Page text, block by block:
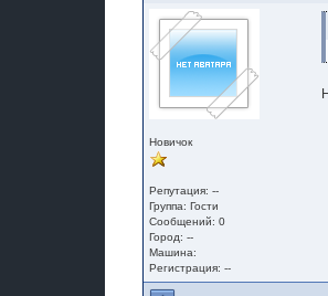
Новичок
Репутация: --
Группа:Гости
Сообщений: 0
Город: --
Машина:
Регистрация: --